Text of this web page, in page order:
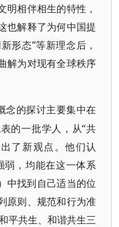
明相伴相生的特性，
也解释了为何中国提
形态”等新理念后，
解为对现有全球秩序
念的探讨主要集中在
的一批学人，从“共
了新观点。他们认
弱，均能在这一体系
中找到自己适当的位
原则、规范和行为准
平共生、和谐共生三